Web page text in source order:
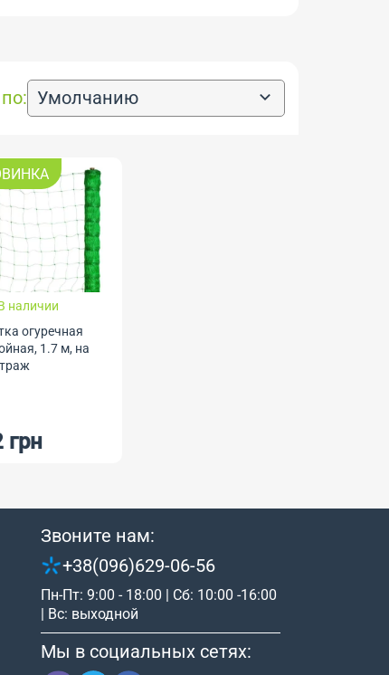
Умолчанию
наличии
огуречная
1.7 м, на
грн
Звоните нам:
+38(096)629-06-56
Пн-Пт: 9:00 - 18:00 | Сб: 10:00 -16:00
| Вс: выходной
Мы в социальных сетях: